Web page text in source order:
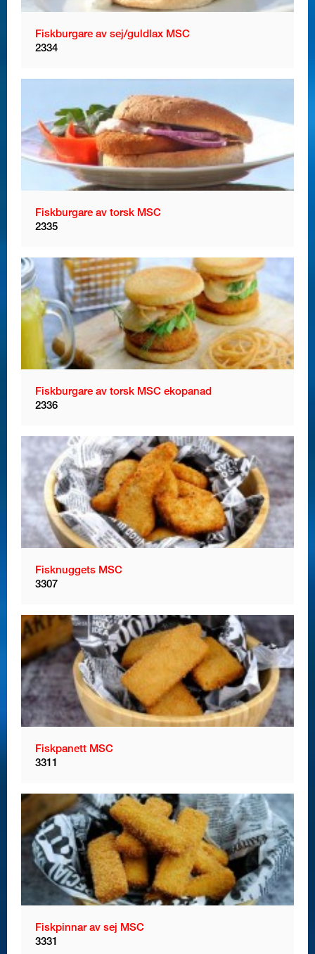
Fiskburgare av sej/guldlax MSC
2334
Fiskburgare av torsk MSC
2335
Fiskburgare av torsk MSC ekopanad
2336
Fisknuggets MSC
3307
Fiskpanett MSC
3311
Fiskpinnar av sej MSC
3331